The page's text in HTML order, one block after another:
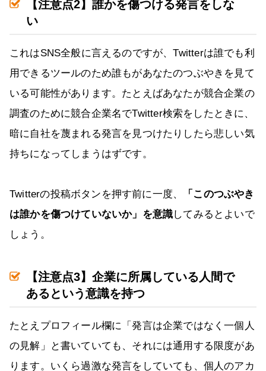
【注意点2】誰かを傷つける発言をしな
い
これはSNS全般に言えるのですが、Twitterは誰でも利
用できるツールのため誰もがあなたのつぶやきを見て
いる可能性があります。たとえばあなたが競合企業の
調査のために競合企業名でTwitter検索をしたときに、
暗に自社を蔑まれる発言を見つけたりしたら悲しい気
持ちになってしまうはずです。
Twitterの投稿ボタンを押す前に一度、
「このつぶやき
は誰かを傷つけていないか」を意識してみるとよいで
しょう。
【注意点3】企業に所属している人間で
あるという意識を持つ
たとえプロフィール欄に「発言は企業ではなく一個人
の見解」と書いていても、それには通用する限度があ
ります。いくら過激な発言をしていても、個人のアカ